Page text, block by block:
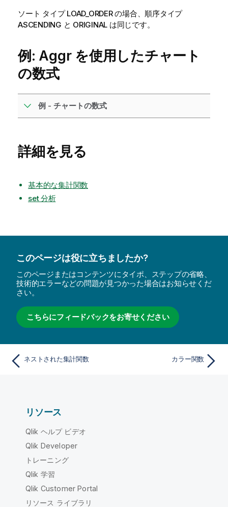
ソート タイプLOAD_ORDERの場合、順序タイプ
ASCENDING と ORIGINAL は同じです。
例: Aggr を使用したチャート
の数式
例 - チャートの数式
詳細を見る
基本的な集計関数
set 分析
このページは役に立ちましたか?
このページまたはコンテンツにタイポ、ステップの省略、
技術的エラーなどの問題が見つかった場合はお知らせくだ
さい。
こちらにフィードバックをお寄せください
ネストされた集計関数 カラー関数
リソース
Qlik ヘルプ ビデオ
Qlik Developer
トレーニング
Qlik 学習
Qlik Customer Portal
リソース ライブラリ